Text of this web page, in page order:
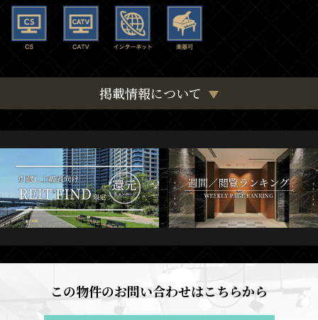
掲載情報について
この物件のお問い合わせはこちらから